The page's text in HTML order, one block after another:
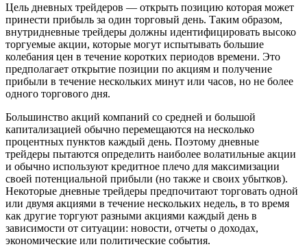
Цель дневных трейдеров — открыть позицию которая может
принести прибыль за один торговый день. Таким образом,
внутридневные трейдеры должны идентифицировать высоко
торгуемые акции, которые могут испытывать большие
колебания цен в течение коротких периодов времени. Это
предполагает открытие позиции по акциям и получение
прибыли в течение нескольких минут или часов, но не более
одного торгового дня.
Большинство акций компаний со средней и большой
капитализацией обычно перемещаются на несколько
процентных пунктов каждый день. Поэтому дневные
трейдеры пытаются определить наиболее волатильные акции
и обычно используют кредитное плечо для максимизации
своей потенциальной прибыли (но также и своих убытков).
Некоторые дневные трейдеры предпочитают торговать одной
или двумя акциями в течение нескольких недель, в то время
как другие торгуют разными акциями каждый день в
зависимости от ситуации: новости, отчеты о доходах,
экономические или политические события.